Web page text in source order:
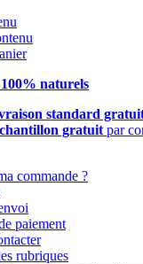
naturels
standard
gratuit par
commande ?
paiement
rubriques